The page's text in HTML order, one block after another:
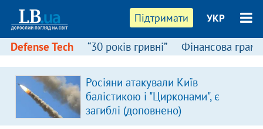
Підтримати УКР
Defense Tech “30 років гривні” Фінансова
Росіяни атакували Київ
балістикою і "Цирконами", є
загиблі (доповнено)